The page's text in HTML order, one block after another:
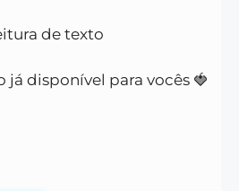
de texto
disponível para vocês 🍓